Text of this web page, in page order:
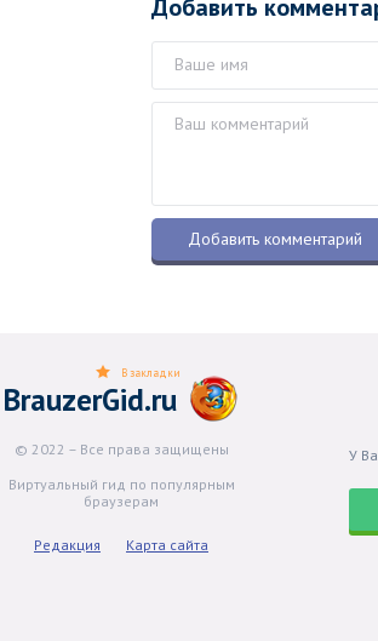
Добавить
BrauzerGid.ru
© 2022 – Все права защищены
Виртуальный гид по популярным
браузерам
Редакция Карта сайта
В закладки
У